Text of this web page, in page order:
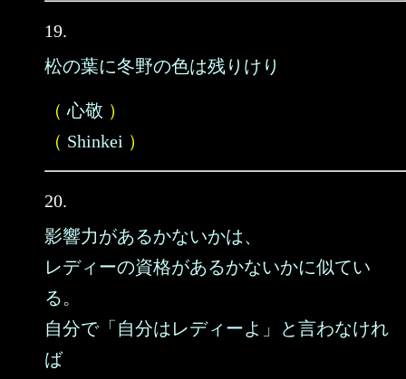
19.
松の葉に冬野の色は残りけり
（心敬 ）
（ Shinkei ）
20.
影響力があるかないかは、
レディーの資格があるかないかに似てい
る。
自分で「自分はレディーよ」と言わなけれ
ば